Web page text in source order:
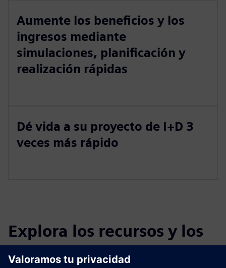
Aumente los beneficios y los
ingresos mediante
simulaciones, planificación y
realización rápidas
Dé vida a su proyecto de I+D 3
veces más rápido
Explora los recursos y los
productos relacionados